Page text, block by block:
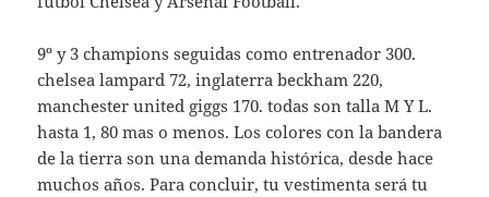
9º y 3 champions seguidas como entrenador 300.
chelsea lampard 72, inglaterra beckham 220,
manchester united giggs 170. todas son talla M Y L.
hasta 1, 80 mas o menos. Los colores con la bandera
de la tierra son una demanda histórica, desde hace
muchos años. Para concluir, tu vestimenta será tu